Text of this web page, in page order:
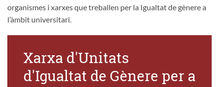
organismes i xarxes que treballen per la Igualtat de gènere a
l’àmbit universitari.
Xarxa d'Unitats
d'Igualtat de Gènere per a